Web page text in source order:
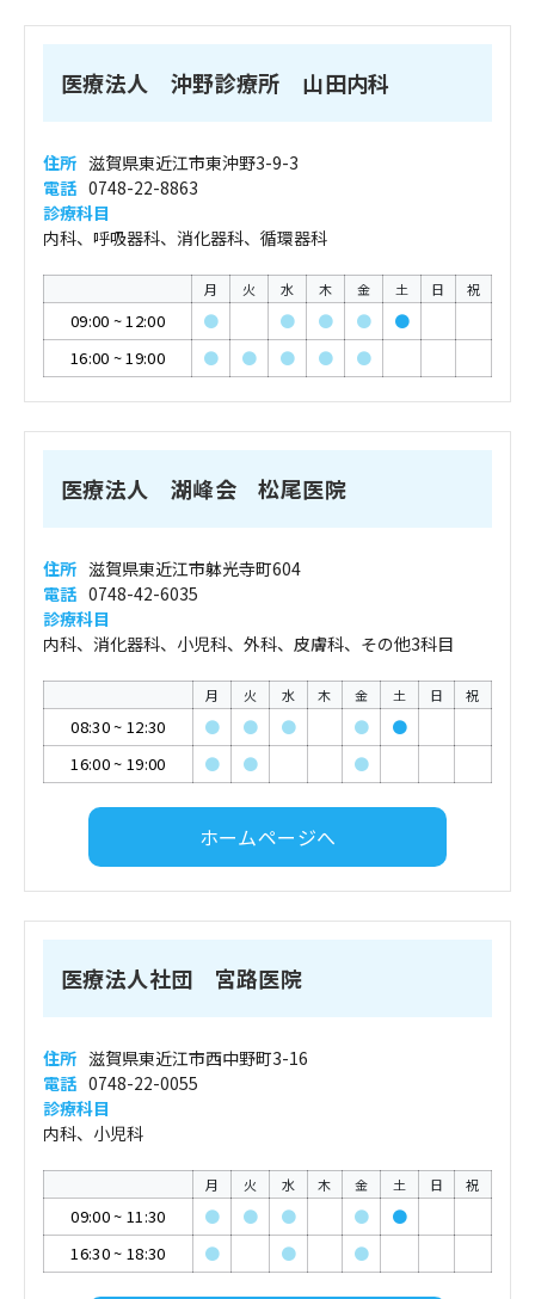
医療法人 沖野診療所 山田内科
住所 滋賀県東近江市東沖野3-9-3
電話 0748-22-8863
診療科目
内科、呼吸器科、消化器科、循環器科
月 火 水 木 金 土 日 祝
09:00 ~12:00 ● ● ● ●
●
16:00 ~19:00 ● ● ● ● ●
医療法人 湖峰会 松尾医院
住所 滋賀県東近江市躰光寺町604
電話 0748-42-6035
診療科目
内科、消化器科、小児科、外科、皮膚科、その他3科目
月 火 水 木 金 土 日 祝
08:30~ 12:30 ● ● ● ●
●
16:00~ 19:00 ● ● ●
ホームページへ
医療法人社団 宮路医院
住所 滋賀県東近江市西中野町3-16
電話 0748-22-0055
診療科目
内科、小児科
月 火 水 木 金 土 日 祝
09:00~ 11:30 ● ● ● ●
●
16:30~ 18:30 ● ● ●